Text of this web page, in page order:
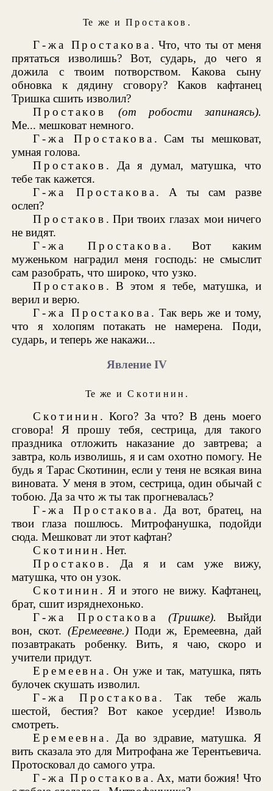
Те же иПростаков .
Г-жа Простакова . Что, что ты от меня
прятаться изволишь? Вот, сударь, до чего я
дожила с твоим потворством. Какова сыну
обновка к дядину сговору? Каков кафтанец
Тришка сшить изволил?
Простаков
(от робости запинаясь).
Ме... мешковат немного.
Г-жа Простакова . Сам ты мешковат,
умная голова.
Простаков . Да я думал, матушка, что
тебе так кажется.
Г-жа Простакова . А ты сам разве
ослеп?
Простаков . При твоих глазах мои ничего
не видят.
Г-жа Простакова . Вот каким
муженьком наградил меня господь: не смыслит
сам разобрать, что широко, что узко.
Простаков . В этом я тебе, матушка, и
верил и верю.
Г-жа Простакова . Так верь же и тому,
что я холопям потакать не намерена. Поди,
сударь, и теперь же накажи...
Явление IV
Те же иСкотинин .
Скотинин . Кого? За что? В день моего
сговора! Я прошу тебя, сестрица, для такого
праздника отложить наказание до завтрева; а
завтра, коль изволишь, я и сам охотно помогу. Не
будь я Тарас Скотинин, если у теня не всякая вина
виновата. У меня в этом, сестрица, один обычай с
тобою. Да за что ж ты так прогневалась?
Г-жа Простакова . Да вот, братец, на
твои глаза пошлюсь. Митрофанушка, подойди
сюда. Мешковат ли этот кафтан?
Скотинин . Нет.
Простаков . Да я и сам уже вижу,
матушка, что он узок.
Скотинин . Я и этого не вижу. Кафтанец,
брат, сшит изряднехонько.
Г-жа Простакова
(Тришке).
Выйди
вон, скот. (Еремеевне.)Поди ж, Еремеевна, дай
позавтракать робенку. Вить, я чаю, скоро и
учители придут.
Еремеевна . Он уже и так, матушка, пять
булочек скушать изволил.
Г-жа Простакова . Так тебе жаль
шестой, бестия? Вот какое усердие! Изволь
смотреть.
Еремеевна . Да во здравие, матушка. Я
вить сказала это для Митрофана же Терентьевича.
Протосковал до самого утра.
Г-жа Простакова . Ах, мати божия! Что